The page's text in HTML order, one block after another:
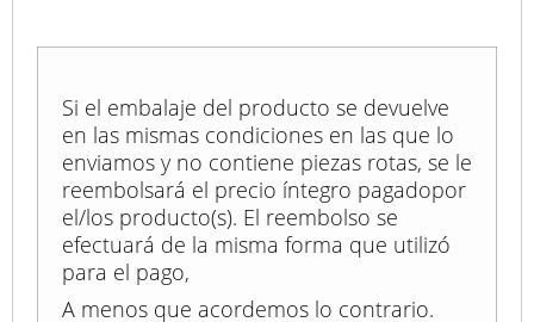
Si el embalaje del producto se devuelve
en las mismas condiciones en las que lo
enviamos y no contiene piezas rotas, se le
reembolsará el precio íntegro pagadopor
el/los producto(s). El reembolso se
efectuará de la misma forma que utilizó
para el pago,
A menos que acordemos lo contrario.